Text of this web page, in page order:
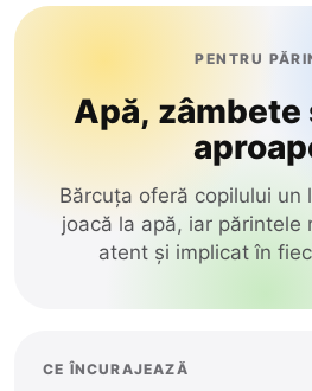
PENTRU
Apă,
Bărcuța oferă copilului un
joacă la apă, iar părintele
atent și implicat în
CE ÎNCURAJEAZĂ